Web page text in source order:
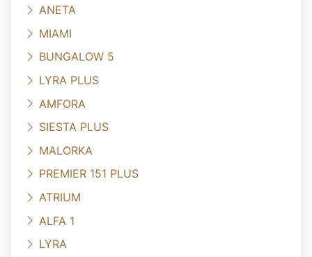
ANETA
MIAMI
BUNGALOW 5
LYRA PLUS
AMFORA
SIESTA PLUS
MALORKA
PREMIER 151 PLUS
ATRIUM
ALFA 1
LYRA